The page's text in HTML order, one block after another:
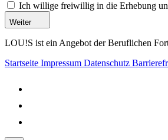
Ich willige freiwillig in die Erhebung
Weiter
LOU!S ist ein Angebot der Beruflichen
Startseite Impressum Datenschutz